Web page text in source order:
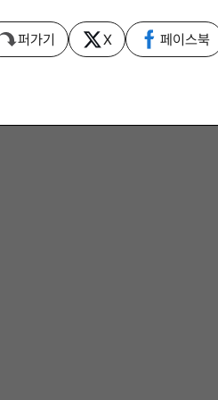
퍼가기 X 페이스북